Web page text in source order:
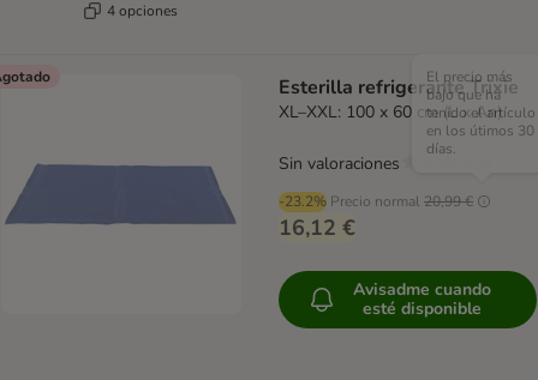
4 opciones
Esterilla refrigerante Trixie
XL–XXL: 100 x 60 cm (L x An)
-23.2% Precio normal 20,99 €
El precio más
bajo que ha
tenido el artículo
en los útimos 30
días.
16,12 €
Sin valoraciones
Avisadme cuando
esté disponible